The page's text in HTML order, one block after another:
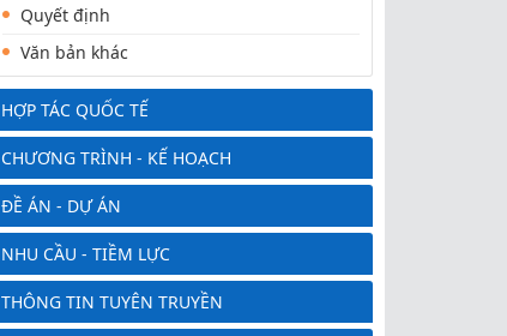
Quyết định
Văn bản khác
HỢP TÁC QUỐC TẾ
CHƯƠNG TRÌNH - KẾ HOẠCH
ĐỀ ÁN - DỰ ÁN
NHU CẦU - TIỀM LỰC
THÔNG TIN TUYÊN TRUYỀN